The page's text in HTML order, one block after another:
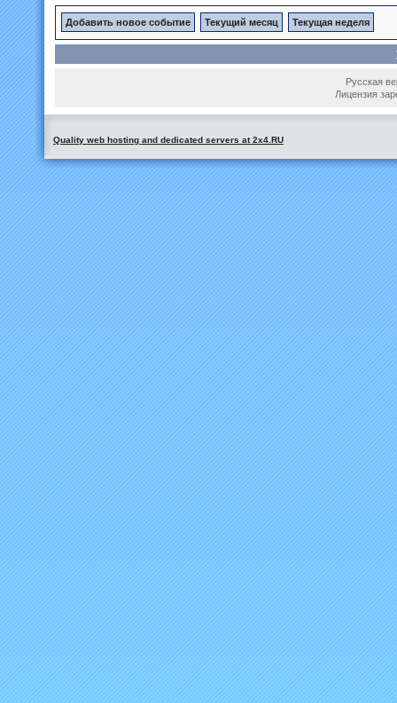
Добавить новое событие Текущий месяц Текущая неделя
Русская
Лицензия
Quality web hosting and dedicated servers at 2x4.RU